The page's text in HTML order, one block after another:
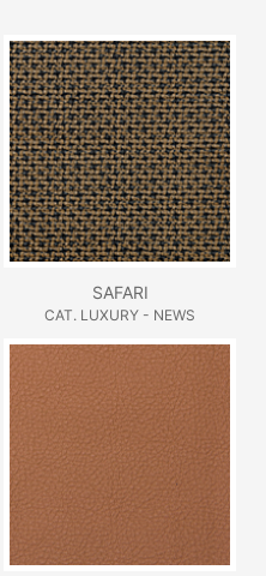
SAFARI
CAT. LUXURY - NEWS